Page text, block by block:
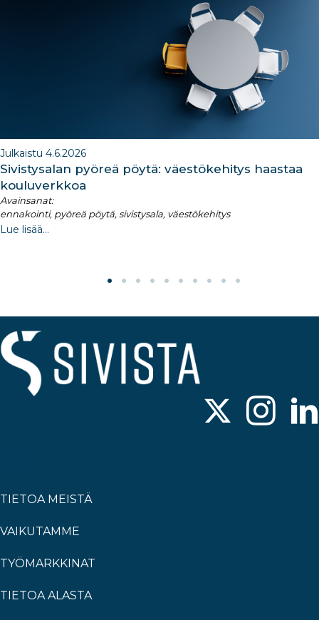
Julkaistu 4.6.2026
Sivistysalan pyöreä pöytä: väestökehitys haastaa
kouluverkkoa
Avainsanat:
ennakointi, pyöreä pöytä, sivistysala, väestökehitys
Lue lisää...
TIETOA MEISTÄ
VAIKUTAMME
TYÖMARKKINAT
TIETOA ALASTA